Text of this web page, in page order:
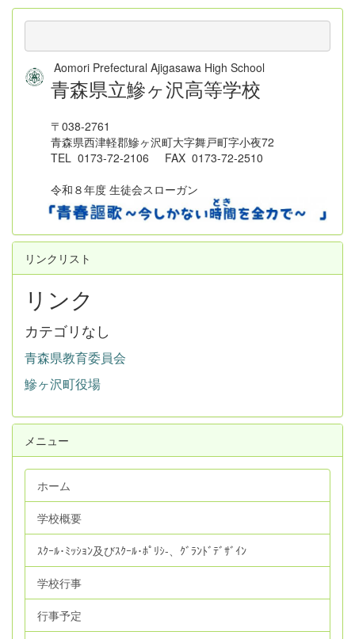
Aomori Prefectural Ajigasawa High School
青森県立鰺ヶ沢高等学校
〒038-2761
青森県西津軽郡鰺ヶ沢町大字舞戸町字小夜72
TEL 0173-72-2106 FAX 0173-72-2510
令和８年度 生徒会スローガン
リンクリスト
リンク
カテゴリなし
青森県教育委員会
鰺ヶ沢町役場
メニュー
ホーム
学校概要
ｽｸｰﾙ･ﾐｯｼｮﾝ及びｽｸｰﾙ･ﾎﾟﾘｼ‐、ｸﾞﾗﾝﾄﾞﾃﾞｻﾞｲﾝ
学校行事
行事予定